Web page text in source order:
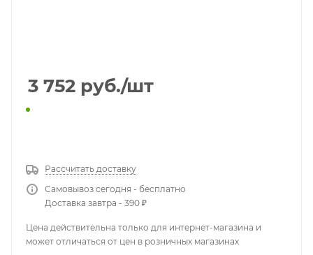
3 752 руб./шт
Рассчитать доставку
Самовывоз сегодня - бесплатно
Доставка завтра - 390 ₽
Цена действительна только для интернет-магазина и
может отличаться от цен в розничных магазинах